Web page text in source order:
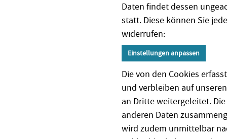
Daten findet dessen
statt. Diese können Sie
widerrufen:
Einstellungen anpassen
Die von den Cookies
und verbleiben auf
an Dritte weitergeleitet.
anderen Daten
wird zudem unmittelbar